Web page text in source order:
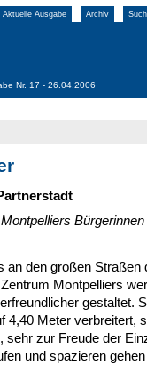
Aktuelle Ausgabe Archiv
Nr. 17 - 26.04.2006
Bürgerinnen
an den großen Straßen
Montpelliers
gestaltet.
4,40 Meter verbreitert,
sehr zur Freude der
und spazieren